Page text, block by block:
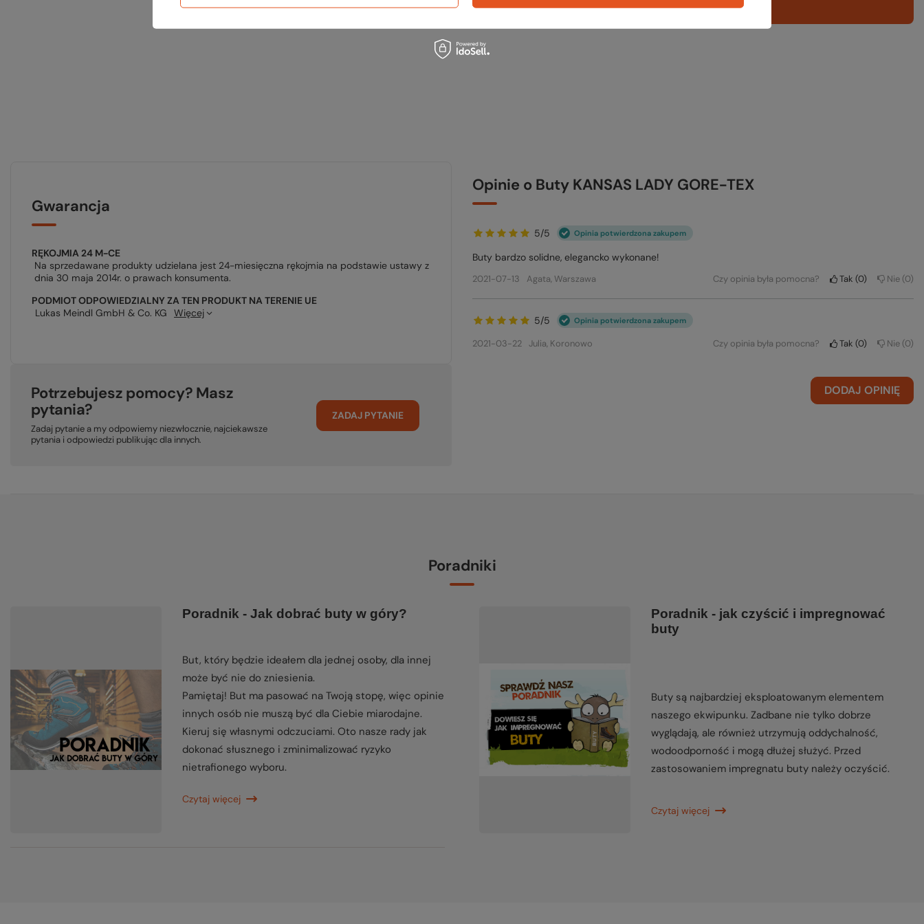
Gwarancja
RĘKOJMIA 24 M-CE
Na sprzedawane produkty udzielana jest 24-miesięczna rękojmia na podstawie ustawy z
dnia 30 maja 2014r. o prawach konsumenta.
PODMIOT ODPOWIEDZIALNY ZA TEN PRODUKT NA TERENIE UE
Lukas Meindl GmbH & Co. KG
Więcej
Potrzebujesz pomocy? Masz
pytania?
Zadaj pytanie a my odpowiemy niezwłocznie, najciekawsze
pytania i odpowiedzi publikując dla innych.
ZADAJ PYTANIE
Opinie o Buty KANSAS LADY GORE-TEX
5/5 Opinia potwierdzona zakupem
Buty bardzo solidne, elegancko wykonane!
2021-07-13 Agata, Warszawa Czy opinia była pomocna? Tak 0 Nie 0
5/5 Opinia potwierdzona zakupem
2021-03-22 Julia, Koronowo Czy opinia była pomocna? Tak 0 Nie 0
DODAJ OPINIĘ
Poradniki
Poradnik - Jak dobrać buty w góry?
But, który będzie ideałem dla jednej osoby, dla innej
może być nie do zniesienia.
Pamiętaj! But ma pasować na Twoją stopę, więc opinie
innych osób nie muszą być dla Ciebie miarodajne.
Kieruj się własnymi odczuciami. Oto nasze rady jak
dokonać słusznego i zminimalizować ryzyko
nietrafionego wyboru.
Czytaj więcej
Poradnik - jak czyścić i impregnować
buty
Buty są najbardziej eksploatowanym elementem
naszego ekwipunku. Zadbane nie tylko dobrze
wyglądają, ale również utrzymują oddychalność,
wodoodporność i mogą dłużej służyć. Przed
zastosowaniem impregnatu buty należy oczyścić.
Czytaj więcej